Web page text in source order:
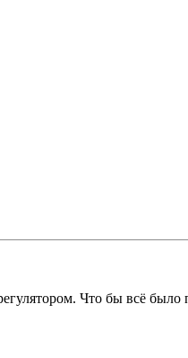
Что бы всë было